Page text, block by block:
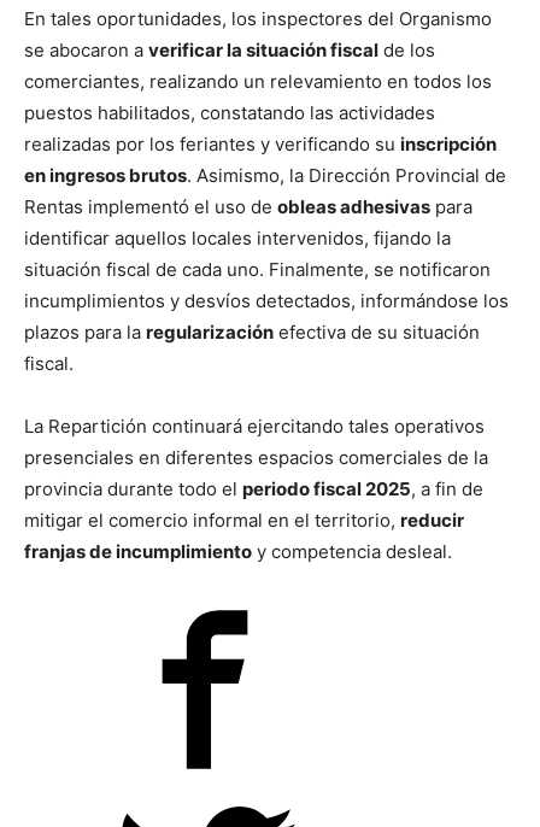
En tales oportunidades, los inspectores del Organismo
se abocaron a verificar la situación fiscal de los
comerciantes, realizando un relevamiento en todos los
puestos habilitados, constatando las actividades
realizadas por los feriantes y verificando su inscripción
en ingresos brutos. Asimismo, la Dirección Provincial de
Rentas implementó el uso de obleas adhesivas para
identificar aquellos locales intervenidos, fijando la
situación fiscal de cada uno. Finalmente, se notificaron
incumplimientos y desvíos detectados, informándose los
plazos para la regularización efectiva de su situación
fiscal.
La Repartición continuará ejercitando tales operativos
presenciales en diferentes espacios comerciales de la
provincia durante todo el periodo fiscal 2025, a fin de
mitigar el comercio informal en el territorio, reducir
franjas de incumplimiento y competencia desleal.